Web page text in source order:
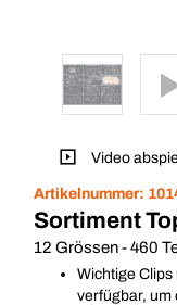
Video
Artikelnummer:
Sortiment
12 Grössen - 460
Wichtige
verfügbar, um